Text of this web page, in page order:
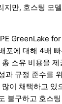
지만, 호스팅 모
GreenLake
포에 대해 4배
소유 비용을
과 규정 준수를
많이 채택하고 있
불구하고 호스